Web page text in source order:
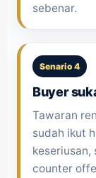
sebenar.
Senario 4
Buyer
Tawaran
sudah ikut
keseriusan,
counter